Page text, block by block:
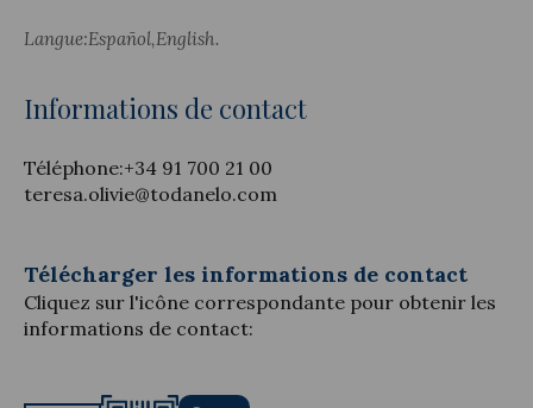
Actualité juridique
Nouvelles et articles
Langue:Español English
Informations de contact
Téléphone:+34 91 700 21 00
teresa.olivie@todanelo.com
Télécharger les informations de contact
Cliquez sur l'icône correspondante pour obtenir les
informations de contact: